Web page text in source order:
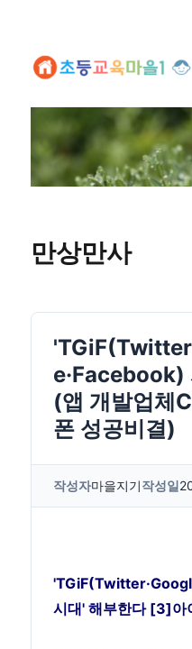
만상만사
e·Facebook)
(앱 개발업체
폰 성공비결)
작성자마을지기작성일
시대' 해부한다 [3]아